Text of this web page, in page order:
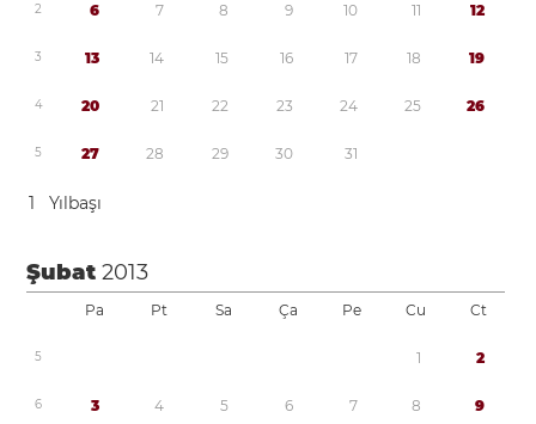
2 6 7 8 9 10 11 12
3 13 14 15 16 17 18 19
4 20 21 22 23 24 25 26
5 27 28 29 30 31
1 Yılbaşı
Şubat2013
Pa Pt Sa Ça Pe Cu Ct
5 1 2
6 3 4 5 6 7 8 9